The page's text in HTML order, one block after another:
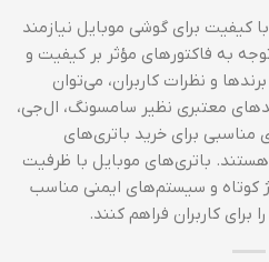
کیفیت برای گوشی موبایل نیازمند
به فاکتورهای مؤثر بر کیفیت و
و نظرات کاربران، می‌توان
معتبری نظیر سامسونگ، ال‌جی،
مناسبی برای خرید باتری‌های
باتری‌های موبایل با ظرفیت
کوتاه و سیستم‌های ایمنی مناسب
برای کاربران فراهم کنند.